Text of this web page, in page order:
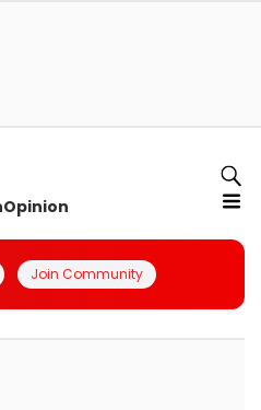
Opinion
Join Community